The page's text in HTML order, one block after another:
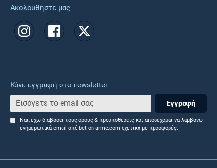
Ακολουθήστε μας
Κάνε εγγραφή στο newsletter
Εγγραφή
Ναι, έχω διαβάσει τους όρους & προυποθέσεις και αποδέχομαι να λαμβάνω
ενημερωτικά email από bet-on-arme.com σχετικά με προσφορές.